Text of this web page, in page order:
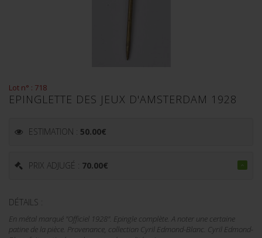
Lot n° : 718
EPINGLETTE DES JEUX D'AMSTERDAM 1928
ESTIMATION : 50.00€
PRIX ADJUGÉ : 70.00€
DÉTAILS :
En métal marqué "Officiel 1928". Epingle complète. A noter une certaine
patine de la pièce. Provenance, collection Cyril Edmond-Blanc. Cyril Edmond-